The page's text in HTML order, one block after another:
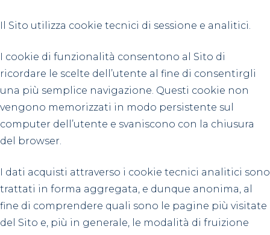
Il Sito utilizza cookie tecnici di sessione e analitici.
I cookie di funzionalità consentono al Sito di
ricordare le scelte dell’utente al fine di consentirgli
una più semplice navigazione. Questi cookie non
vengono memorizzati in modo persistente sul
computer dell’utente e svaniscono con la chiusura
del browser.
I dati acquisti attraverso i cookie tecnici analitici sono
trattati in forma aggregata, e dunque anonima, al
fine di comprendere quali sono le pagine più visitate
del Sito e, più in generale, le modalità di fruizione